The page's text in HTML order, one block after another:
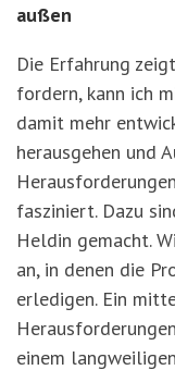
außen
Die Erfahrung
fordern, kann ich
damit mehr
herausgehen und
fasziniert. Dazu
Heldin gemacht.
an, in denen die
erledigen. Ein
einem